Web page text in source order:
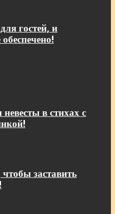
гостей, и
обеспечено!
в стихах с
заставить